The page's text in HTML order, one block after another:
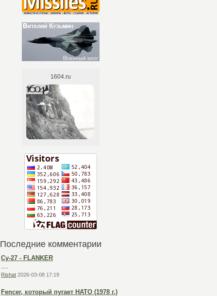
Последние комментарии
Су-27 - FLANKER
.....
Rishat 2026-03-08 17:19
Fencer, который пугает НАТО (1978 г.)